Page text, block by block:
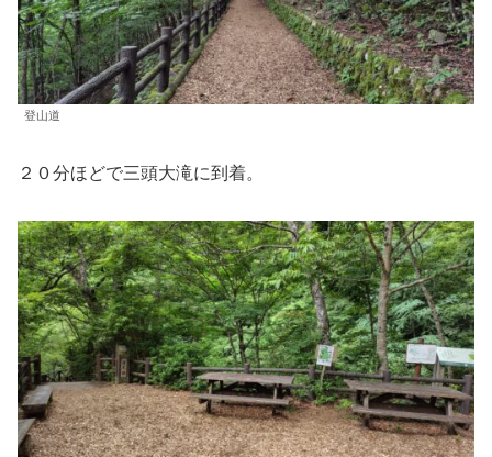
登山道
２０分ほどで三頭大滝に到着。